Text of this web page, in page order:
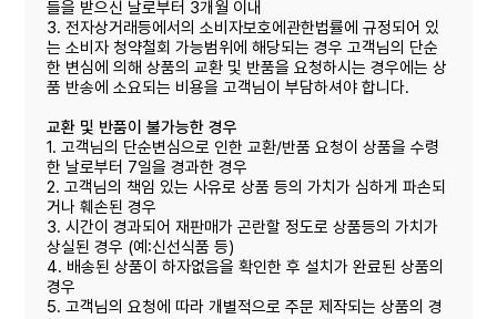
들을 받으신 날로부터 3개월 이내
3. 전자상거래등에서의 소비자보호에관한법률에 규정되어 있
는 소비자 청약철회 가능범위에 해당되는 경우 고객님의 단순
한 변심에 의해 상품의 교환 및 반품을 요청하시는 경우에는 상
품 반송에 소요되는 비용을 고객님이 부담하셔야 합니다.
교환 및 반품이 불가능한 경우
1. 고객님의 단순변심으로 인한 교환/반품 요청이 상품을 수령
한 날로부터 7일을 경과한 경우
2. 고객님의 책임 있는 사유로 상품 등의 가치가 심하게 파손되
거나 훼손된 경우
3. 시간이 경과되어 재판매가 곤란할 정도로 상품등의 가치가
상실된 경우 (예:신선식품 등)
4. 배송된 상품이 하자없음을 확인한 후 설치가 완료된 상품의
경우
5. 고객님의 요청에 따라 개별적으로 주문 제작되는 상품의 경